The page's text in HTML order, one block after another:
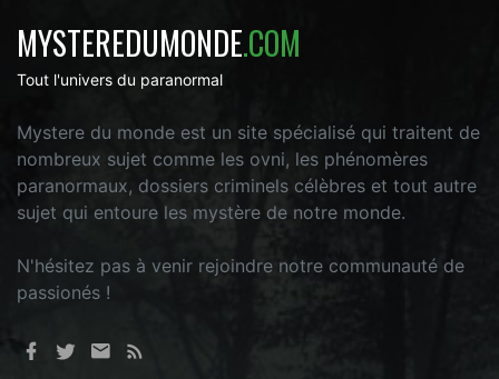
MYSTEREDUMONDE.COM
Tout l'univers du paranormal
Mystere du monde est un site spécialisé qui traitent de
nombreux sujet comme les ovni, les phénomères
paranormaux, dossiers criminels célèbres et tout autre
sujet qui entoure les mystère de notre monde.
N'hésitez pas à venir rejoindre notre communauté de
passionés !